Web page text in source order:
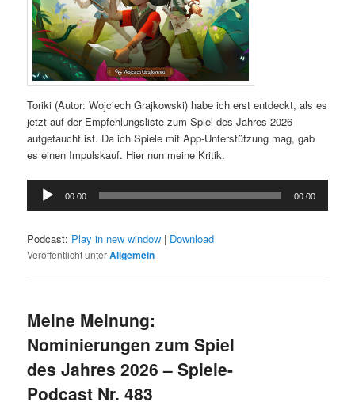
Toriki (Autor: Wojciech Grajkowski) habe ich erst entdeckt, als es
jetzt auf der Empfehlungsliste zum Spiel des Jahres 2026
aufgetaucht ist. Da ich Spiele mit App-Unterstützung mag, gab
es einen Impulskauf. Hier nun meine Kritik.
Audio-
Player
00:00 00:00
Podcast: Play in new window | Download
Veröffentlicht unterAllgemein
Meine Meinung:
Nominierungen zum Spiel
des Jahres 2026 – Spiele-
Podcast Nr. 483